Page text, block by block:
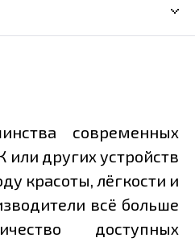
современных
других устройств
красоты, лёгкости и
всё больше
доступных